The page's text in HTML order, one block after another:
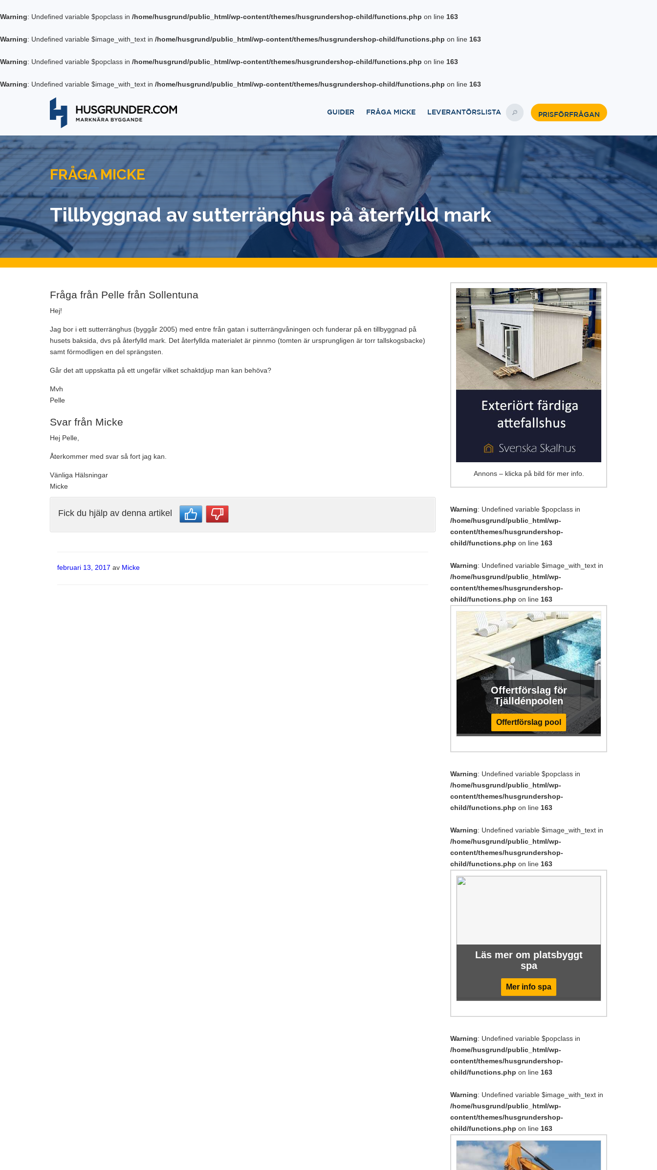
Warning: Undefined variable $popclass in /home/husgrund/public_html/wp-content/themes/husgrundershop-child/functions.php on line 163
Warning: Undefined variable $image_with_text in /home/husgrund/public_html/wp-content/themes/husgrundershop-child/functions.php on line 163
Warning: Undefined variable $popclass in /home/husgrund/public_html/wp-content/themes/husgrundershop-child/functions.php on line 163
Warning: Undefined variable $image_with_text in /home/husgrund/public_html/wp-content/themes/husgrundershop-child/functions.php on line 163
GUIDER FRÅGA MICKE LEVERANTÖRSLISTA PRISFÖRFRÅGAN
FRÅGA MICKE
Tillbyggnad av sutterränghus på återfylld mark
Fråga från Pelle från Sollentuna
Hej!
Jag bor i ett sutterränghus (byggår 2005) med entre från gatan i sutterrängvåningen och funderar på en tillbyggnad på
husets baksida, dvs på återfylld mark. Det återfyllda materialet är pinnmo (tomten är ursprungligen är torr tallskogsbacke)
samt förmodligen en del sprängsten.
Går det att uppskatta på ett ungefär vilket schaktdjup man kan behöva?
Mvh
Pelle
Svar från Micke
Hej Pelle,
Återkommer med svar så fort jag kan.
Vänliga Hälsningar
Micke
Fick du hjälp av denna artikel
Publicerat
februari 13, 2017 av Micke
Annons – klicka på bild för mer info.
Warning: Undefined variable $popclass in
/home/husgrund/public_html/wp-
content/themes/husgrundershop-
child/functions.php on line 163
Warning: Undefined variable $image_with_text in
/home/husgrund/public_html/wp-
content/themes/husgrundershop-
child/functions.php on line 163
Offertförslag för
Tjälldénpoolen
Offertförslag pool
Warning: Undefined variable $popclass in
/home/husgrund/public_html/wp-
content/themes/husgrundershop-
child/functions.php on line 163
Warning: Undefined variable $image_with_text in
/home/husgrund/public_html/wp-
content/themes/husgrundershop-
child/functions.php on line 163
Läs mer om platsbyggt
spa
Mer info spa
Warning: Undefined variable $popclass in
/home/husgrund/public_html/wp-
content/themes/husgrundershop-
child/functions.php on line 163
Warning: Undefined variable $image_with_text in
/home/husgrund/public_html/wp-
content/themes/husgrundershop-
child/functions.php on line 163